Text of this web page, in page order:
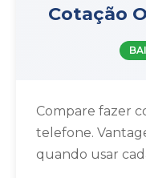
Cotação
Compare fazer
telefone.
quando usar